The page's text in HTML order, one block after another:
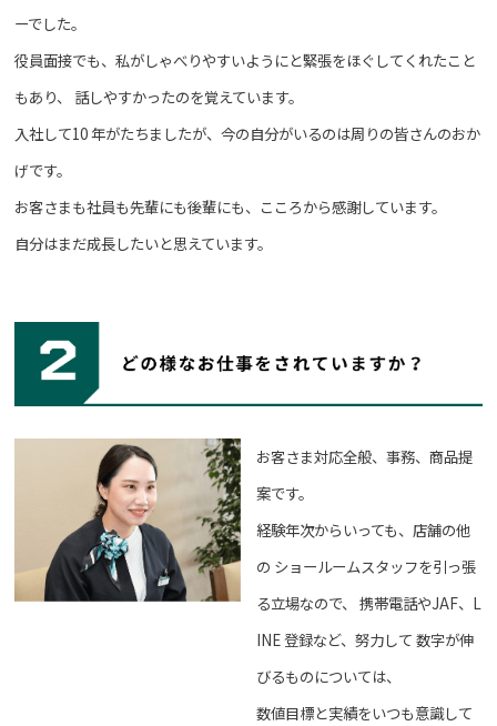
ーでした。
役員面接でも、私がしゃべりやすいようにと緊張をほぐしてくれたこと
もあり、 話しやすかったのを覚えています。
入社して10 年がたちましたが、今の自分がいるのは周りの皆さんのおか
げです。
お客さまも社員も先輩にも後輩にも、こころから感謝しています。
自分はまだ成長したいと思えています。
お客さま対応全般、事務、商品提
案です。
経験年次からいっても、店舗の他
の ショールームスタッフを引っ張
る立場なので、 携帯電話やJAF、L
INE 登録など、努力して 数字が伸
びるものについては、
数値目標と実績をいつも意識して